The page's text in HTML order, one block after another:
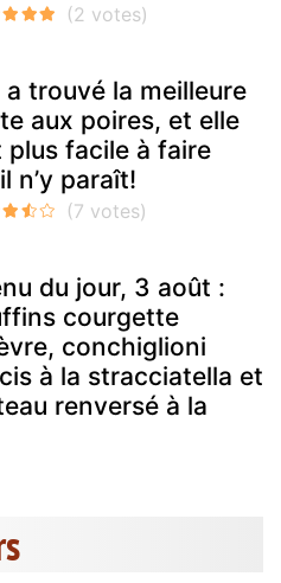
a trouvé la meilleure
aux poires, et elle
plus facile à faire
n’y paraît!
du jour, 3 août :
courgette
conchiglioni
à la stracciatella et
renversé à la